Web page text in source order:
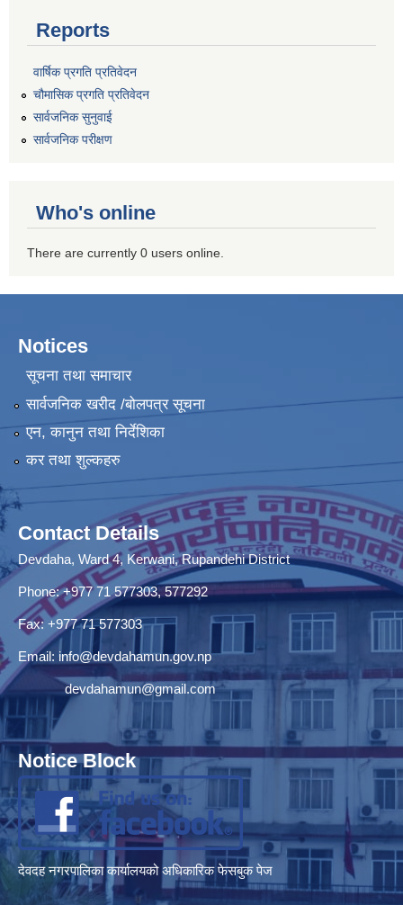
Reports
वार्षिक प्रगति प्रतिवेदन
चौमासिक प्रगति प्रतिवेदन
सार्वजनिक सुनुवाई
सार्वजनिक परीक्षण
Who's online
There are currently 0 users online.
Notices
सूचना तथा समाचार
सार्वजनिक खरीद /बोलपत्र सूचना
एन, कानुन तथा निर्देशिका
कर तथा शुल्कहरु
Contact Details
Devdaha, Ward 4, Kerwani, Rupandehi District
Phone: +977 71 577303, 577292
Fax: +977 71 577303
Email: info@devdahamun.gov.np
devdahamun@gmail.com
Notice Block
देवदह नगरपालिका कार्यालयको अधिकारिक फेसबुक पेज